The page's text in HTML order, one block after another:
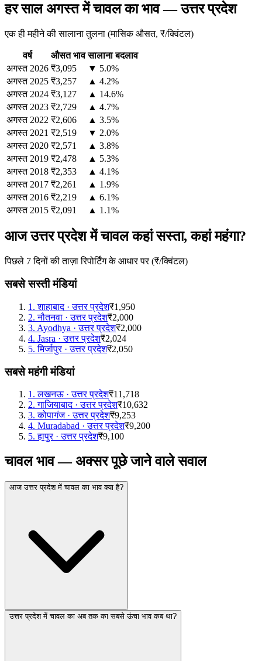
हर साल अगस्त में चावल का भाव — उत्तर प्रदेश
एक ही महीने की सालाना तुलना (मासिक औसत, ₹/क्विंटल)
वर्ष औसत भाव सालाना बदलाव
अगस्त 2026 ₹3,095
▼ 5.0%
अगस्त 2025 ₹3,257
▲ 4.2%
अगस्त 2024 ₹3,127
▲ 14.6%
अगस्त 2023 ₹2,729
▲ 4.7%
अगस्त 2022 ₹2,606
▲ 3.5%
अगस्त 2021 ₹2,519
▼ 2.0%
अगस्त 2020 ₹2,571
▲ 3.8%
अगस्त 2019 ₹2,478
▲ 5.3%
अगस्त 2018 ₹2,353
▲ 4.1%
अगस्त 2017 ₹2,261
▲ 1.9%
अगस्त 2016 ₹2,219
▲ 6.1%
अगस्त 2015 ₹2,091 ▲ 1.1%
आज उत्तर प्रदेश में चावल कहां सस्ता, कहां महंगा?
पिछले 7 दिनों की ताज़ा रिपोर्टिंग के आधार पर (₹/क्विंटल)
सबसे सस्ती मंडियां
1 .शाहाबाद·उत्तर प्रदेश₹1,950
2.नौतनवा ·उत्तर प्रदेश₹2,000
3. Ayodhya ·उत्तर प्रदेश₹2,000
4. Jasra ·उत्तर प्रदेश₹2,024
5.मिर्जापुर·उत्तर प्रदेश₹2,050
सबसे महंगी मंडियां
1 .लखनऊ ·उत्तर प्रदेश₹11,718
2.गाजियाबाद·उत्तर प्रदेश₹10,632
3.कोपागंज·उत्तर प्रदेश₹9,253
4. Muradabad ·उत्तर प्रदेश₹9,200
5.हापुर·उत्तर प्रदेश₹9,100
चावल भाव — अक्सर पूछे जाने वाले सवाल
आज उत्तर प्रदेश में चावल का भाव क्या है?
उत्तर प्रदेश में चावल का अब तक का सबसे ऊंचा भाव कब था?